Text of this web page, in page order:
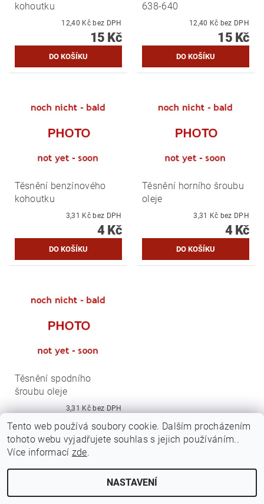
kohoutku
12,40 Kč bez DPH
15 Kč
638-640
12,40 Kč bez DPH
15 Kč
Těsnění benzínového
kohoutku
3,31 Kč bez DPH
4 Kč
Těsnění horního šroubu
oleje
3,31 Kč bez DPH
4 Kč
Těsnění spodního
šroubu oleje
3,31 Kč bez DPH
4 Kč
2026 ©Jawamarkt, všechna práva vyhrazenaUpravit nastavení cookies
Tento web používá soubory cookie. Dalším procházením
tohoto webu vyjadřujete souhlas s jejich používáním..
Více informací zde.
NASTAVENÍ